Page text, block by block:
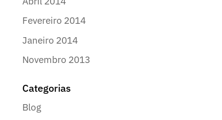
Fevereiro 2014
Janeiro 2014
Novembro 2013
Categorias
Blog